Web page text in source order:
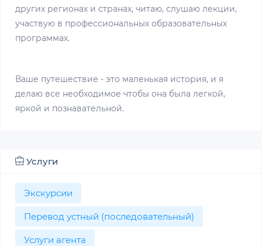
других регионах и странах, читаю, слушаю лекции,
участвую в профессиональных образовательных
программах.
Ваше путешествие - это маленькая история, и я
делаю все необходимое чтобы она была легкой,
яркой и познавательной.
Услуги
Экскурсии
Перевод устный (последовательный)
Услуги агента